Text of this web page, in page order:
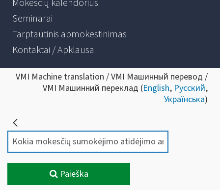
Mokesčių kalendorius
Seminarai
Tarptautinis apmokestinimas
Kontaktai / Apklausa
VMI Machine translation / VMI Машинный перевод /
VMI Машинний переклад (English, Русский,
Українська)
Paieška